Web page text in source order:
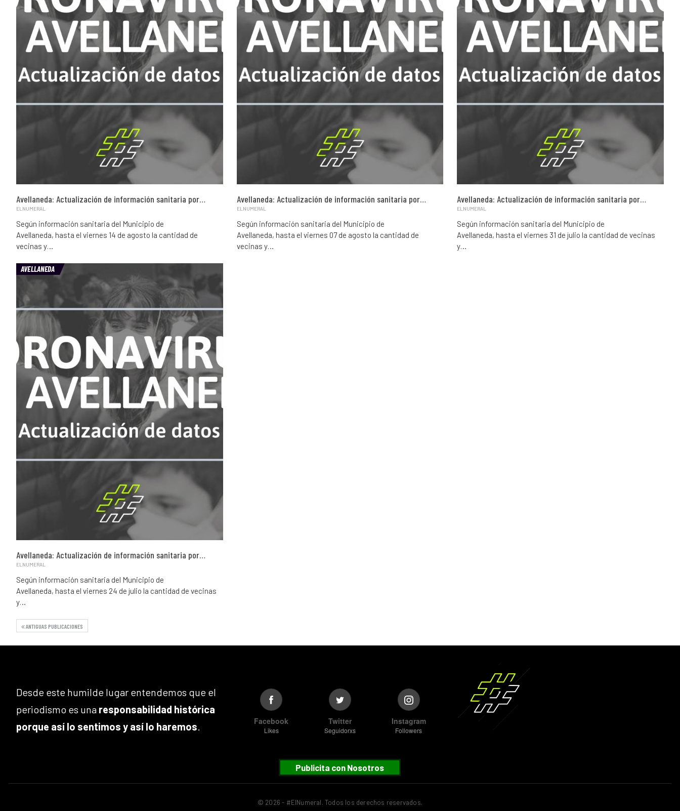
Avellaneda: Actualización de información sanitaria por…
ELNUMERAL
Según información sanitaria del Municipio de
Avellaneda, hasta el viernes 14 de agosto la cantidad de
vecinas y…
Avellaneda: Actualización de información sanitaria por…
ELNUMERAL
Según información sanitaria del Municipio de
Avellaneda, hasta el viernes 07 de agosto la cantidad de
vecinas y…
Avellaneda: Actualización de información sanitaria por…
ELNUMERAL
Según información sanitaria del Municipio de
Avellaneda, hasta el viernes 31 de julio la cantidad de vecinas
y…
AVELLANEDA
Avellaneda: Actualización de información sanitaria por…
ELNUMERAL
Según información sanitaria del Municipio de
Avellaneda, hasta el viernes 24 de julio la cantidad de vecinas
y…
ANTIGUAS PUBLICACIONES
Desde este humilde lugar entendemos que el
periodismo es una responsabilidad histórica
porque así lo sentimos y así lo haremos. Facebook
Likes
Twitter
Seguidorxs
Instagram
Followers
Publicita con Nosotros
© 2026 - #ElNumeral. Todos los derechos reservados.